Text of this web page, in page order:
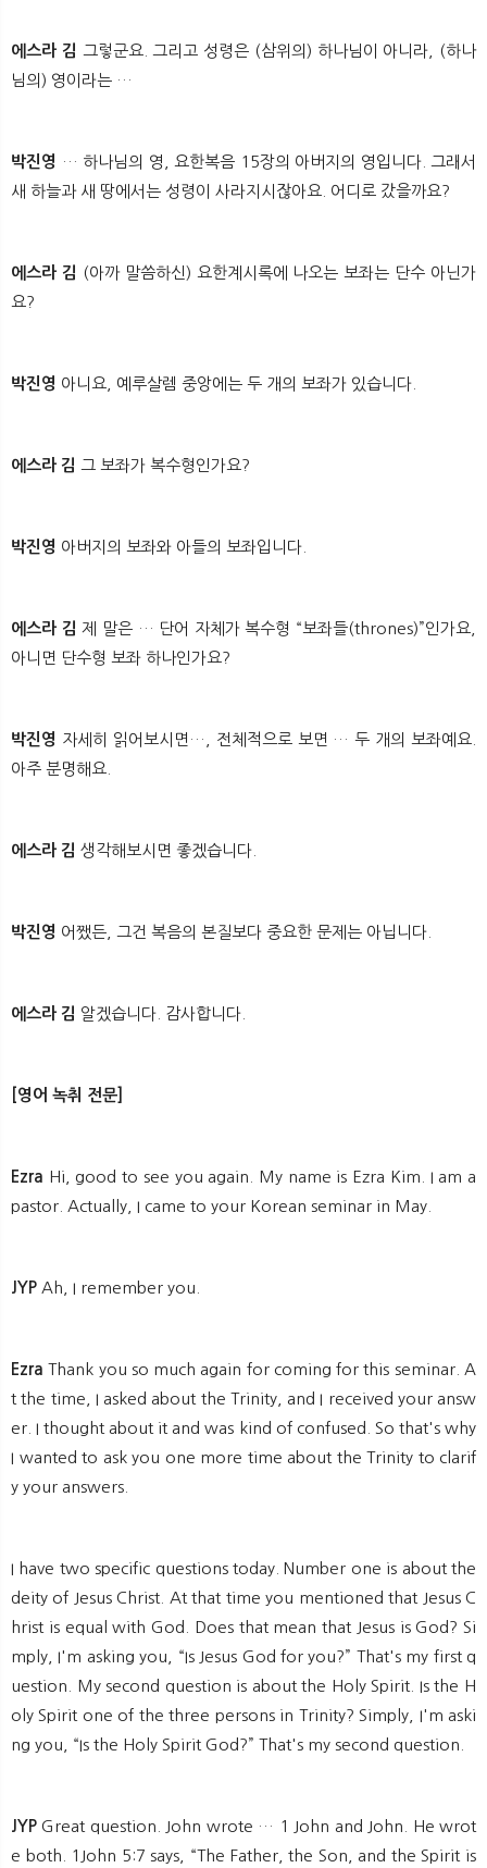
에스라 김 그렇군요. 그리고 성령은 (삼위의) 하나님이 아니라, (하나
님의) 영이라는 …
박진영 … 하나님의 영, 요한복음 15장의 아버지의 영입니다. 그래서
새 하늘과 새 땅에서는 성령이 사라지시잖아요. 어디로 갔을까요?
에스라 김 (아까 말씀하신) 요한계시록에 나오는 보좌는 단수 아닌가
요?
박진영 아니요, 예루살렘 중앙에는 두 개의 보좌가 있습니다.
에스라 김 그 보좌가 복수형인가요?
박진영 아버지의 보좌와 아들의 보좌입니다.
에스라 김 제 말은 … 단어 자체가 복수형 “보좌들(thrones)”인가요,
아니면 단수형 보좌 하나인가요?
박진영 자세히 읽어보시면…, 전체적으로 보면 … 두 개의 보좌예요.
아주 분명해요.
에스라 김 생각해보시면 좋겠습니다.
박진영 어쨌든, 그건 복음의 본질보다 중요한 문제는 아닙니다.
에스라 김 알겠습니다. 감사합니다.
[영어 녹취 전문]
Ezra Hi, good to see you again. My name is Ezra Kim. I am a
pastor. Actually, I came to your Korean seminar in May.
JYP Ah, I remember you.
Ezra Thank you so much again for coming for this seminar. A
t the time, I asked about the Trinity, and I received your answ
er. I thought about it and was kind of confused. So that's why
I wanted to ask you one more time about the Trinity to clarif
y your answers.
I have two specific questions today. Number one is about the
deity of Jesus Christ. At that time you mentioned that Jesus C
hrist is equal with God. Does that mean that Jesus is God? Si
mply, I'm asking you, “Is Jesus God for you?” That's my first q
uestion. My second question is about the Holy Spirit. Is the H
oly Spirit one of the three persons in Trinity? Simply, I'm aski
ng you, “Is the Holy Spirit God?” That's my second question.
JYPGreat question. John wrote … 1 John and John. He wrot
e both. 1John 5:7 says, “The Father, the Son, and the Spirit is